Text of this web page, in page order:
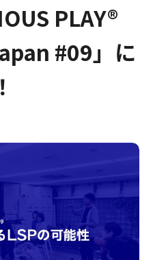
PLAY®
#09」に